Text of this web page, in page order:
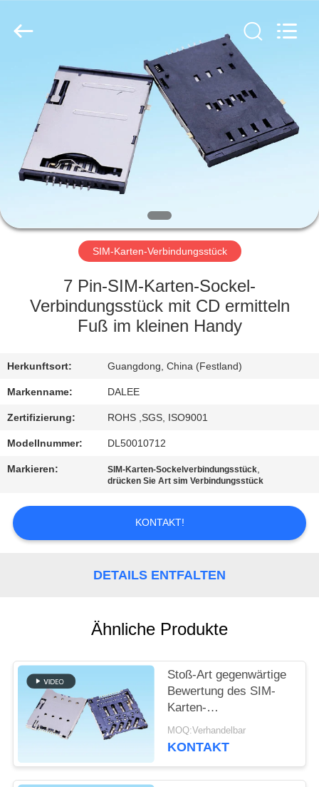
HAUS
PRODUKTE
ÜBER
UNS
FABRIK-
AUSFLUG
QUALITÄTSKONTROLLE
SIE
MIT
UNS
IN
VERBINDUNG
FORDERN
SIE
SITEMAP
PRIVACY
POLICY
Rights
SIM-Karten-Verbindungsstück
7 Pin-SIM-Karten-Sockel-
Verbindungsstück mit CD ermitteln
Fuß im kleinen Handy
Herkunftsort: Guangdong, China (Festland)
Markenname: DALEE
Zertifizierung: ROHS ,SGS, ISO9001
Modellnummer: DL50010712
Markieren: SIM-Karten-Sockelverbindungsstück,
drücken Sie Art sim Verbindungsstück
KONTAKT!
DETAILS ENTFALTEN
Ähnliche Produkte
Stoß-Art gegenwärtige
Bewertung des SIM-
Karten-
Verbindungsstück-1.0A
mit CD ermitteln Fuß
MOQ:Verhandelbar
KONTAKT